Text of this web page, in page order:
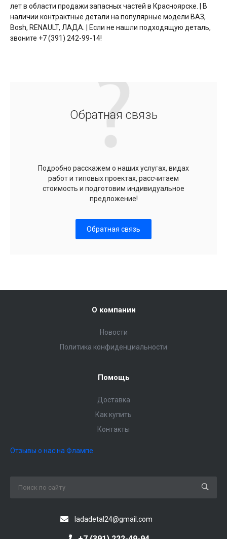
лет в области продажи запасных частей в Красноярске. | В
наличии контрактные детали на популярные модели ВАЗ,
Bosh, RENAULT, ЛАДА. | Если не нашли подходящую деталь,
звоните +7 (391) 242-99-14!
Обратная связь
Подробно расскажем о наших услугах, видах
работ и типовых проектах, рассчитаем
стоимость и подготовим индивидуальное
предложение!
Обратная связь
О компании
Новости
Политика конфиденциальности
Помощь
Доставка
Как купить
Контакты
Отзывы о нас на Флампе
ladadetal24@gmail.com